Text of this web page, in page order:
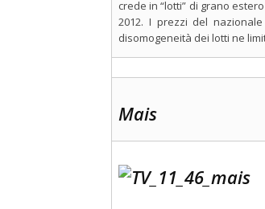
crede in “lotti” di grano
2012. I prezzi del
disomogeneità dei lotti ne
Mais